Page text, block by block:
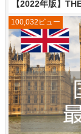
【2022年版】
100,032ビュー